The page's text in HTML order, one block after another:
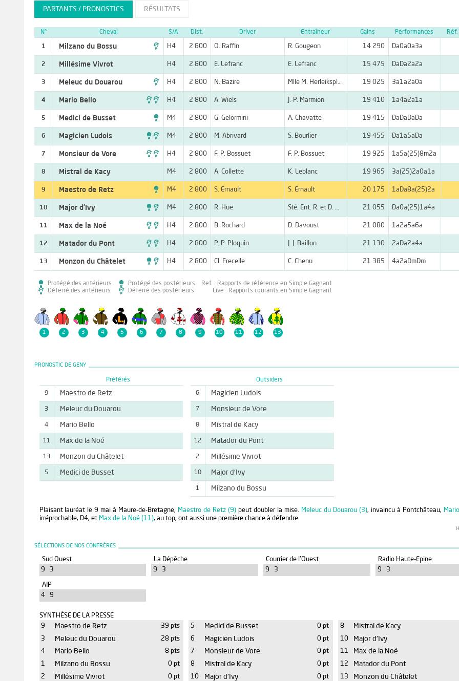
PARTANTS / PRONOSTICS RÉSULTATS
N° Cheval S/A Dist. Driver Entraîneur Gains Performances Réf.
1 Milzano du Bossu  H4 2 800 O. Raffin R. Gougeon 14 290 Da0a0a3a
2 Millésime Vivrot H4 2 800 E. Lefranc E. Lefranc 15 475 DaDa2a2a
3 Meleuc du Douarou  H4 2 800 N. Bazire Mlle M. Herleiksplass 19 025 3a1a2a0a
4 Mario Bello  H4 2 800 A. Wiels J.-P. Marmion 19 410 1a4a2a1a
5 Medici de Busset  M4 2 800 G. Gelormini A. Chavatte 19 415 DaDaDaDa
6 Magicien Ludois  M4 2 800 M. Abrivard S. Bourlier 19 455 Da1a5aDa
7 Monsieur de Vore  H4 2 800 F. P. Bossuet F. P. Bossuet 19 925 1a5a(25)8m2a
8 Mistral de Kacy M4 2 800 A. Collette K. Leblanc 19 965 3a(25)2a0a1a
9 Maestro de Retz  M4 2 800 S. Ernault S. Ernault 20 175 1aDa8a(25)2a
10 Major d'Ivy  M4 2 800 R. Hue Sté. Ent. R. et D. Hue 21 055 Da0a(25)1a4a
11 Max de la Noé  H4 2 800 B. Rochard D. Davoust 21 080 1a2a5a6a
12 Matador du Pont  H4 2 800 P. P. Ploquin J. J. Baillon 21 130 2aDa2a4a
13 Monzon du Châtelet  H4 2 800 Cl. Frecelle C. Chenu 21 385 4a2aDmDm
Protégé des antérieurs
Déferré des antérieurs
Protégé des postérieurs
Déferré des postérieurs
Ref. : Rapports de référence en Simple Gagnant
Live : Rapports courants en Simple Gagnant
1 2 3 4 5 6 7 8 9 10 11 12 13
PRONOSTIC DE GENY
Préférés
9 Maestro de Retz
3 Meleuc du Douarou
4 Mario Bello
11 Max de la Noé
13 Monzon du Châtelet
5 Medici de Busset
Outsiders
6 Magicien Ludois
7 Monsieur de Vore
8 Mistral de Kacy
12 Matador du Pont
2 Millésime Vivrot
10 Major d'Ivy
1 Milzano du Bossu
Plaisant lauréat le 9 mai à Maure-de-Bretagne, Maestro de Retz (9) peut doubler la mise. Meleuc du Douarou (3), invaincu à Pontchâteau,
irréprochable, D4, et Max de la Noé (11), au top, ont aussi une première chance à défendre.
SÉLECTIONS DE NOS CONFRÈRES
Sud Ouest
9 3
La Dépêche
9 3
Courrier de l'Ouest
9 3
Radio Haute-Epine
9 3
AIP
4 9
SYNTHÈSE DE LA PRESSE
9
Maestro de Retz
39 pts
3
Meleuc du Douarou
28 pts
4
Mario Bello
8 pts
1
Milzano du Bossu
0 pt
2
Millésime Vivrot 0 pt
5 Medici de Busset
0 pt
6
Magicien Ludois
0 pt
7
Monsieur de Vore
0 pt
8
Mistral de Kacy
0 pt
10
Major d'Ivy 0 pt
8 Mistral de Kacy
10
Major d'Ivy
11
Max de la Noé
12
Matador du Pont
13
Monzon du Châtelet